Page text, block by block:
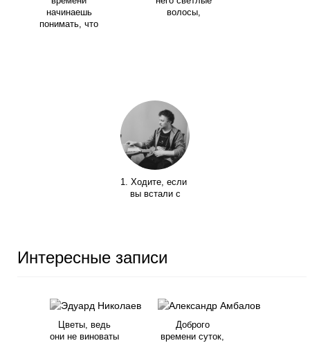
начинаешь
понимать, что
волосы,
1. Ходите, если
вы встали с
Интересные записи
Цветы, ведь
они не виноваты
Доброго
времени суток,